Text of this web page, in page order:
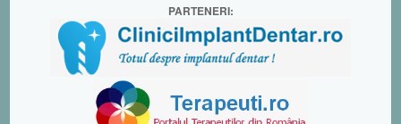
PARTENERI: